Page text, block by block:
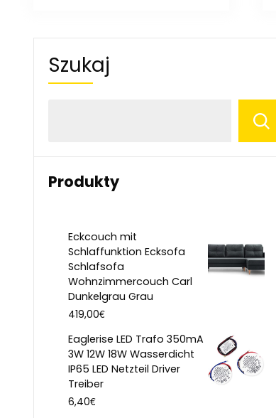
Szukaj
Produkty
Eckcouch mit
Schlaffunktion Ecksofa
Schlafsofa
Wohnzimmercouch Carl
Dunkelgrau Grau
419,00€
Eaglerise LED Trafo 350mA
3W 12W 18W Wasserdicht
IP65 LED Netzteil Driver
Treiber
6,40€